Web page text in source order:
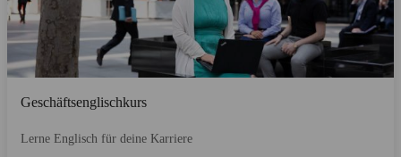
Geschäftsenglischkurs
Lerne Englisch für deine Karriere